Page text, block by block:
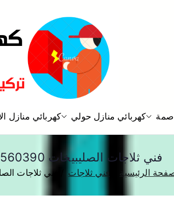
كهربائي منازل حولي كهربائي منازل
فني ثلاجات الصليبيخات 55560390 تصليح وصيانة ثلاجات 24 ساعة
الرئيسية فني ثلاجات فني ثلاجات الصليبيخات 55560390 تصليح